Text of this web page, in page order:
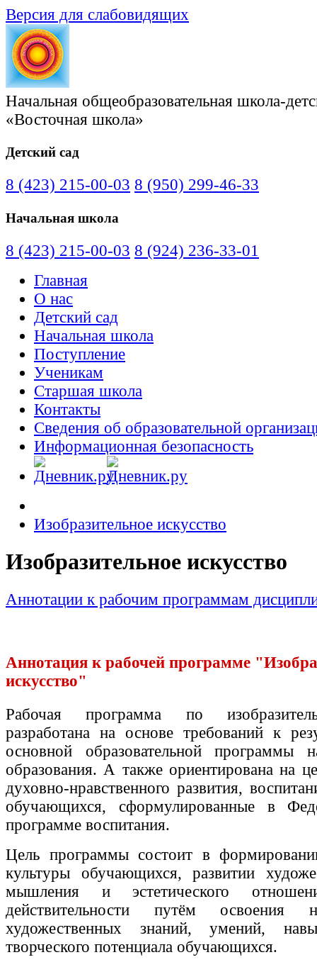
Версия для слабовидящих
Начальная общеобразовательная школа-
«Восточная школа»
Детский сад
8 (423) 215-00-03 8 (950) 299-46-33
Начальная школа
8 (423) 215-00-03 8 (924) 236-33-01
Главная
О нас
Детский сад
Начальная школа
Поступление
Ученикам
Старшая школа
Контакты
Сведения об образовательной
Информационная безопасность
Изобразительное искусство
Изобразительное искусство
Аннотации к рабочим программам
Аннотация к рабочей программе
искусство"
Рабочая программа по
разработана на основе требований к
основной образовательной программы
образования. А также ориентирована на
духовно-нравственного развития,
обучающихся, сформулированные в
программе воспитания.
Цель программы состоит в
культуры обучающихся, развитии
мышления и эстетического
действительности путём освоения
художественных знаний, умений,
творческого потенциала обучающихся.